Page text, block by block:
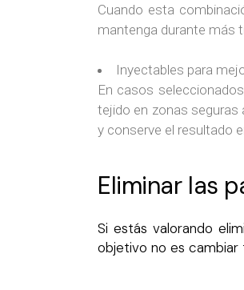
Cuando esta
mantenga durante más
Inyectables para
En casos
tejido en zonas seguras
y conserve el resultado
Eliminar las
Si estás valorando
objetivo no es cambiar